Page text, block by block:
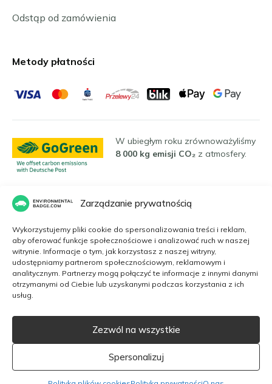
Zarządzanie prywatnością
Wykorzystujemy pliki cookie do spersonalizowania treści i reklam,
aby oferować funkcje społecznościowe i analizować ruch w naszej
witrynie. Informacje o tym, jak korzystasz z naszej witryny,
udostępniamy partnerom społecznościowym, reklamowym i
analitycznym. Partnerzy mogą połączyć te informacje z innymi danymi
otrzymanymi od Ciebie lub uzyskanymi podczas korzystania z ich
usług.
Zezwól na wszystkie
Spersonalizuj
Odstąp od zamówienia
Metody płatności
W ubiegłym roku zrównoważyliśmy
8 000 kg emisji CO₂ z atmosfery.
Języki
Polski
Dansk
Français
2026 EnvironmentalBadge.com
Strona internetowa ma charakter komercyjny. Nie współpracujemy z